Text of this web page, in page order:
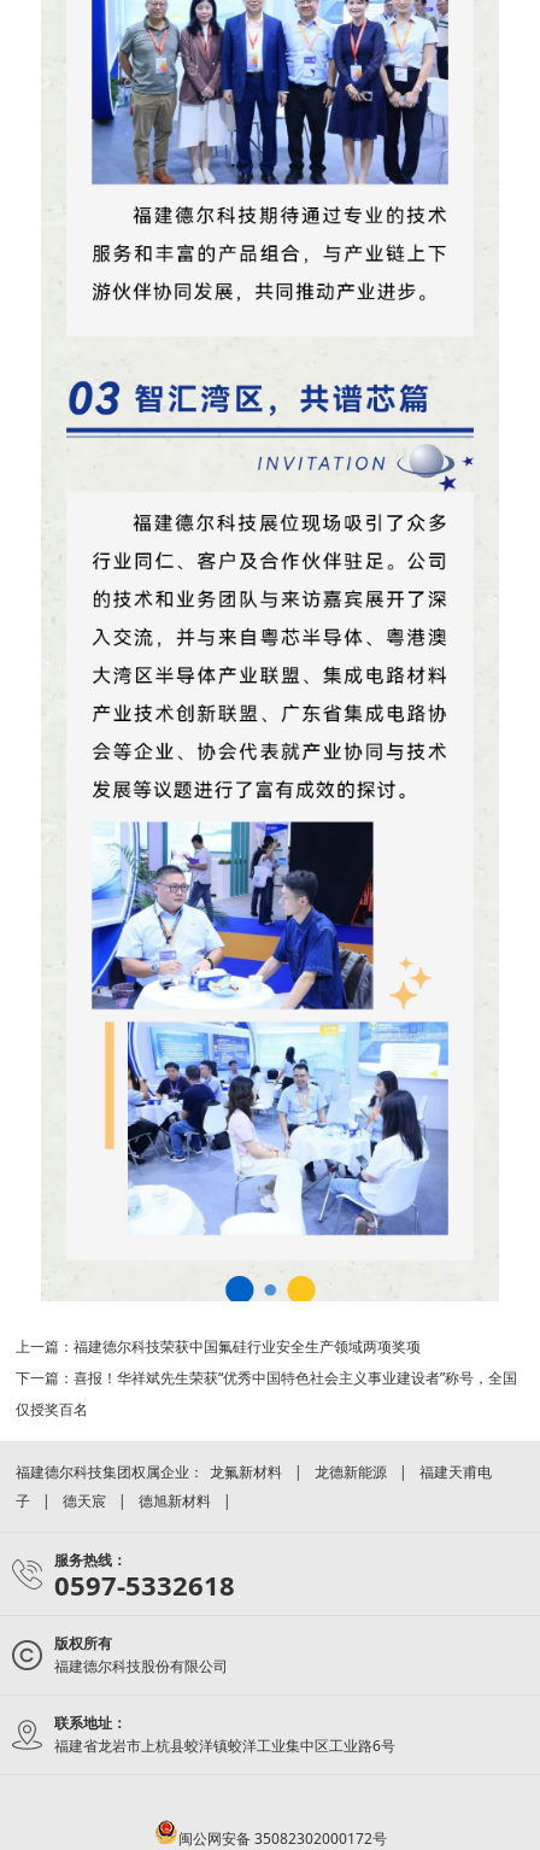
上一篇：福建德尔科技荣获中国氟硅行业安全生产领域两项奖项
下一篇：喜报！华祥斌先生荣获“优秀中国特色社会主义事业建设者”称号，全国
仅授奖百名
福建德尔科技集团权属企业： 龙氟新材料 龙德新能源
福建天甫电
子
德天宸 德旭新材料
服务热线：
0597-5332618
版权所有
福建德尔科技股份有限公司
联系地址：
福建省龙岩市上杭县蛟洋镇蛟洋工业集中区工业路6号
闽公网安备 35082302000172号